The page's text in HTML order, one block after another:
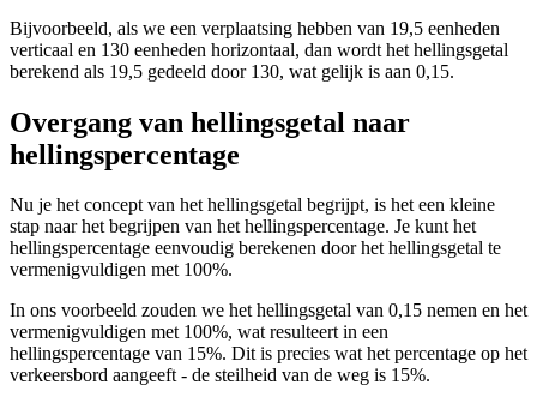
Bijvoorbeeld, als we een verplaatsing hebben van 19,5 eenheden
verticaal en 130 eenheden horizontaal, dan wordt het hellingsgetal
berekend als 19,5 gedeeld door 130, wat gelijk is aan 0,15.
Overgang van hellingsgetal naar
hellingspercentage
Nu je het concept van het hellingsgetal begrijpt, is het een kleine
stap naar het begrijpen van het hellingspercentage. Je kunt het
hellingspercentage eenvoudig berekenen door het hellingsgetal te
vermenigvuldigen met 100%.
In ons voorbeeld zouden we het hellingsgetal van 0,15 nemen en het
vermenigvuldigen met 100%, wat resulteert in een
hellingspercentage van 15%. Dit is precies wat het percentage op het
verkeersbord aangeeft - de steilheid van de weg is 15%.